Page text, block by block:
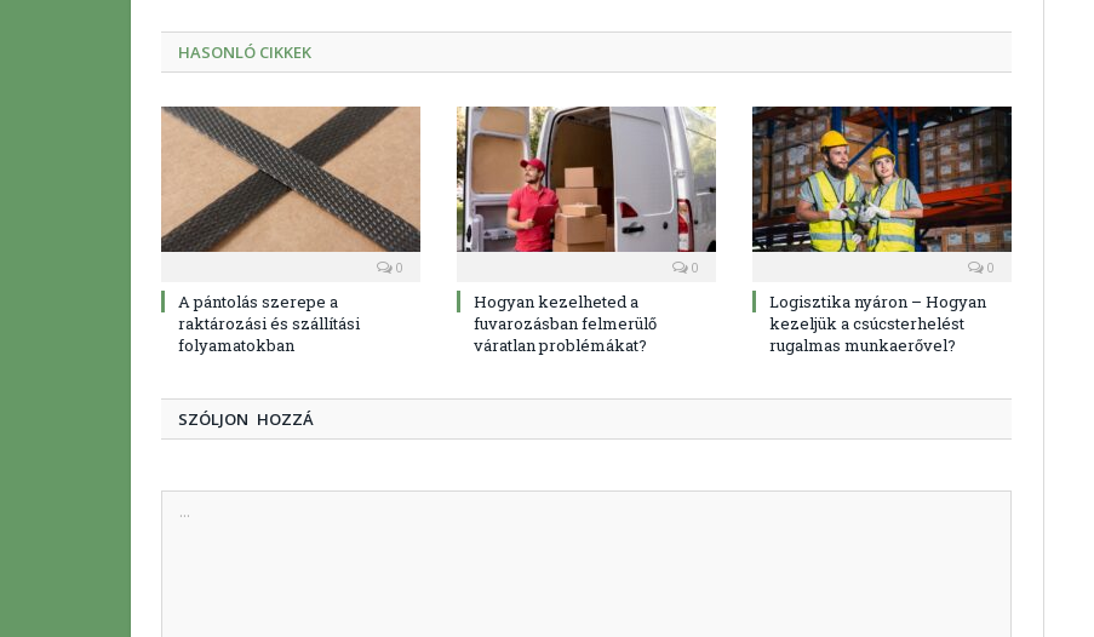
HASONLÓ CIKKEK
0
A pántolás szerepe a
raktározási és szállítási
folyamatokban
0
Hogyan kezelheted a
fuvarozásban felmerülő
váratlan problémákat?
0
Logisztika nyáron – Hogyan
kezeljük a csúcsterhelést
rugalmas munkaerővel?
SZÓLJON HOZZÁ